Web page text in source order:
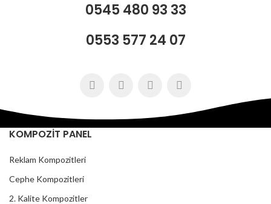
0545 480 93 33
0553 577 24 07
KOMPOZİT PANEL
Reklam Kompozitleri
Cephe Kompozitleri
2. Kalite Kompozitler